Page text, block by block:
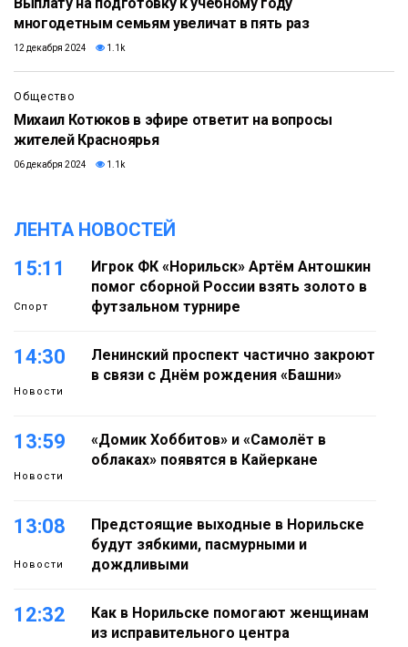
Выплату на подготовку к учебному году
многодетным семьям увеличат в пять раз
12 декабря 2024 1.1k
Общество
Михаил Котюков в эфире ответит на вопросы
жителей Красноярья
06 декабря 2024 1.1k
ЛЕНТА НОВОСТЕЙ
15:11
Спорт
Игрок ФК «Норильск» Артём Антошкин
помог сборной России взять золото в
футзальном турнире
14:30
Новости
Ленинский проспект частично закроют
в связи с Днём рождения «Башни»
13:59
Новости
«Домик Хоббитов» и «Самолёт в
облаках» появятся в Кайеркане
13:08
Новости
Предстоящие выходные в Норильске
будут зябкими, пасмурными и
дождливыми
12:32
Как в Норильске помогают женщинам
из исправительного центра